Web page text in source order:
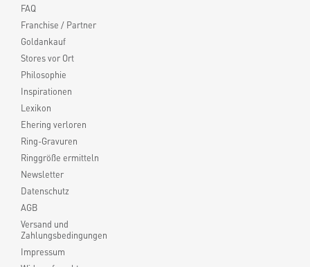
FAQ
Franchise / Partner
Goldankauf
Stores vor Ort
Philosophie
Inspirationen
Lexikon
Ehering verloren
Ring-Gravuren
Ringgröße ermitteln
Newsletter
Datenschutz
AGB
Versand und
Zahlungsbedingungen
Impressum